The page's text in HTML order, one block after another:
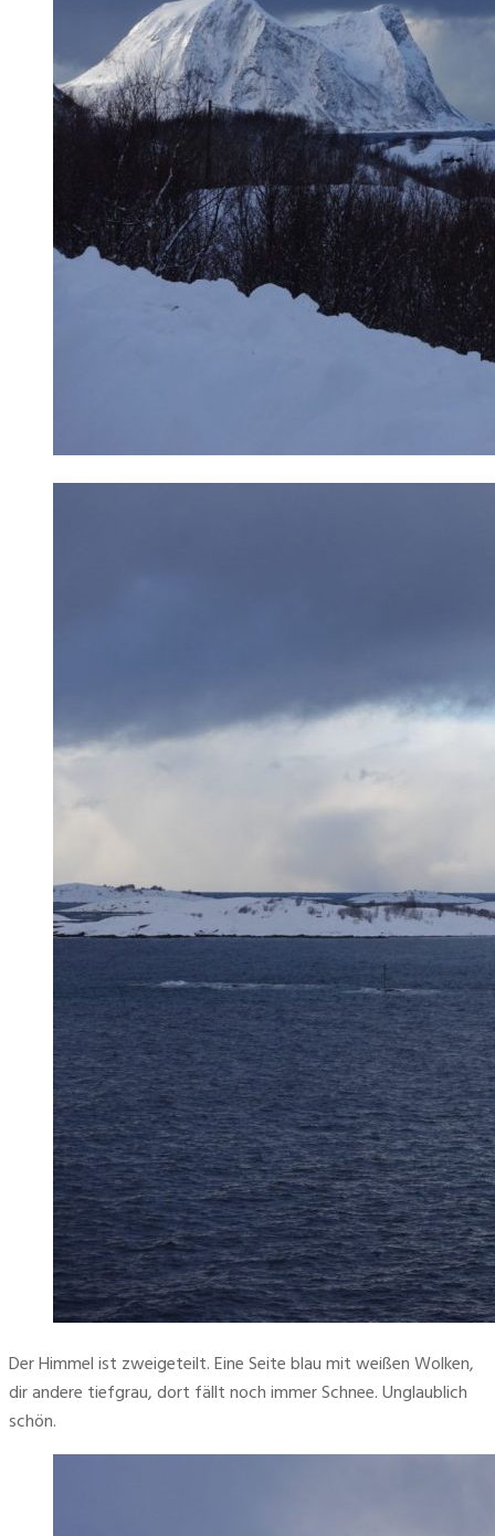
Der Himmel ist zweigeteilt. Eine Seite blau mit weißen Wolken,
dir andere tiefgrau, dort fällt noch immer Schnee. Unglaublich
schön.